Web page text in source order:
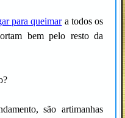
para queimara todos os
bem pelo resto da
são artimanhas